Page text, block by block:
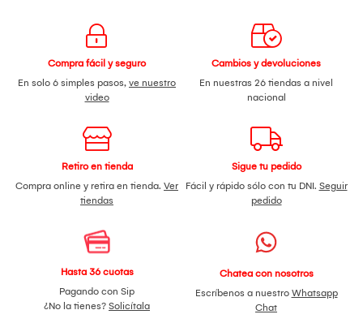
Compra fácil y seguro
En solo 6 simples pasos, ve nuestro
video
Cambios y devoluciones
En nuestras 26 tiendas a nivel
nacional
Retiro en tienda
Compra online y retira en tienda. Ver
tiendas
Sigue tu pedido
Fácil y rápido sólo con tu DNI. Seguir
pedido
Hasta 36 cuotas
Pagando con Sip
¿No la tienes? Solicítala
Chatea con nosotros
Escríbenos a nuestro Whatsapp
Chat